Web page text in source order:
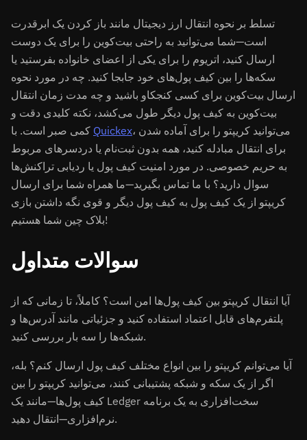
تسلط بر نحوه انتقال ارز دیجیتال مانند باز کردن یک ابرقدرت
است—شما می‌توانید به راحتی بیت‌کوین را برای یک دوست
ارسال کنید، اتریوم را برای یکی از اعضای خانواده بفرستید یا
سکه‌ها را بین کیف پول‌های خود جابجا کنید. چه در مورد نحوه
ارسال بیت‌کوین برای کسی کنجکاو باشید و چه مدت زمان انتقال
بیت‌کوین به کیف پول دیگر طول می‌کشد، نکته کلیدی دقت و
Quickex، می‌توانید کریپتو را برای آماده شدن
برای انتقال مبادله کنید، همه بدون ثبت‌نام یا دردسرهای مربوط
به حریم خصوصی. در مورد امنیت کیف پول یا ردیابی تراکنش‌ها
سوال دارید؟ با ما تماس بگیرید—ما همراه شما برای ارسال
کریپتو از یک کیف پول به کیف پول دیگر و قوی نگه داشتن بازی
بلاک چین شما هستیم!
سوالات متداول
آیا انتقال کریپتو بین کیف پول‌ها امن است؟ کاملاً، تا زمانی که از
پلتفرم‌های قابل اعتماد استفاده کنید و جزئیاتی مانند آدرس‌ها و
شبکه‌ها را سه بار بررسی کنید.
آیا می‌توانم کریپتو را بین انواع مختلف کیف پول ارسال کنم؟ بله،
اگر از یک سکه و شبکه پشتیبانی کنند، می‌توانید کریپتو را بین
کیف پول‌ها—مانند یک Ledger سخت‌افزاری به یک برنامه
نرم‌افزاری—انتقال دهید.